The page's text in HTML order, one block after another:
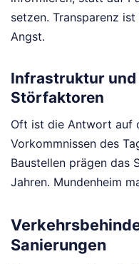
setzen. Transparenz
Angst.
Infrastruktur und
Störfaktoren
Oft ist die Antwort auf
Vorkommnissen des
Baustellen prägen das
Jahren. Mundenheim
Sanierungen